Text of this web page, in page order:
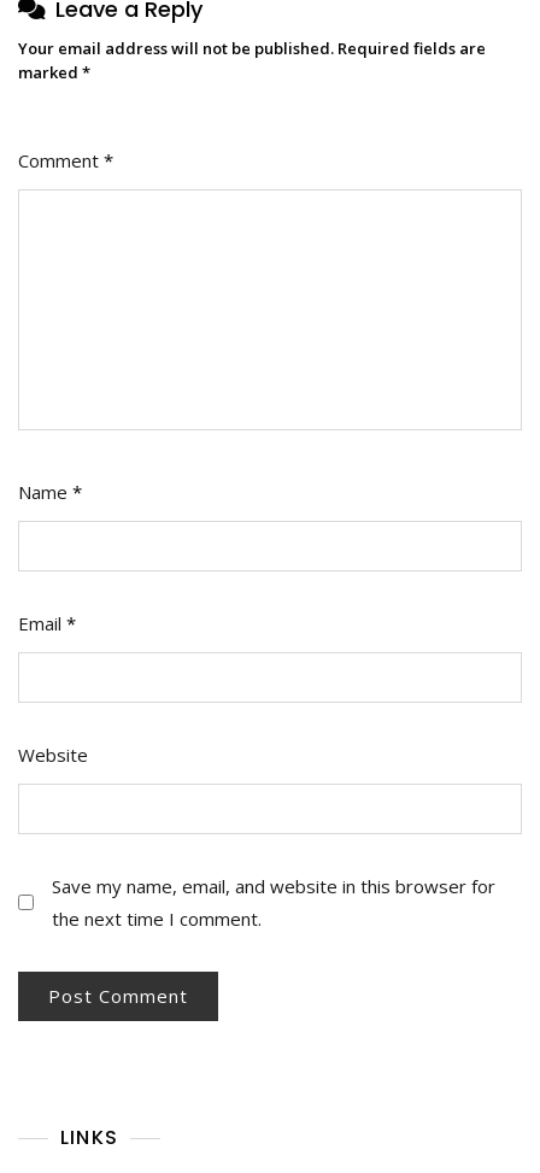
Leave a Reply
Your email address will not be published. Required fields are
marked *
Comment *
Name *
Email *
Website
Save my name, email, and website in this browser for
the next time I comment.
LINKS